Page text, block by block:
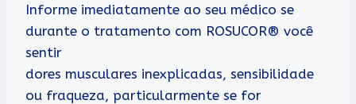
Informe imediatamente ao seu médico se
durante o tratamento com ROSUCOR® você
sentir
dores musculares inexplicadas, sensibilidade
ou fraqueza, particularmente se for